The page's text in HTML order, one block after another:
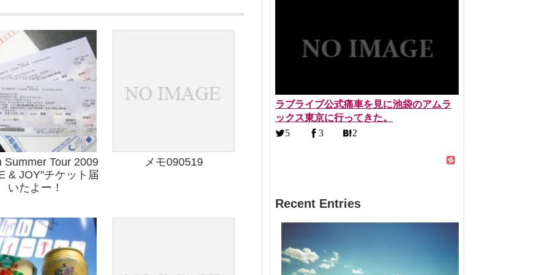
Summer Tour 2009
& JOY"チケット届
いたよー！
メモ090519
ラブライブ公式痛車を見に池袋のアムラ
ックス東京に行ってきた。
5 3 2
Recent Entries